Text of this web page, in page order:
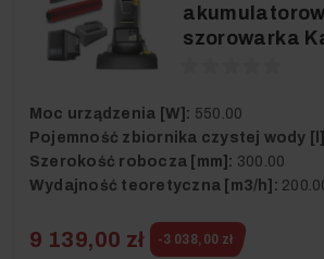
szorowarka
Moc urządzenia [W]: 550.00
Pojemność zbiornika czystej wody
Szerokość robocza [mm]: 300.00
Wydajność teoretyczna [m3/h]:
9 139,00 zł -3 038,00 zł